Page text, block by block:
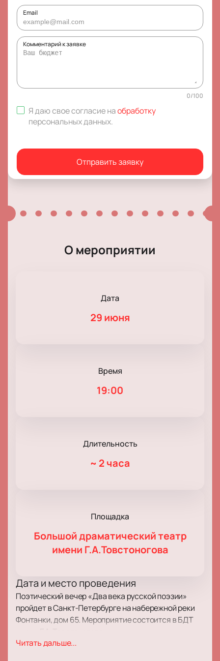
Email
Комментарий к заявке
0/100
Я даю свое согласие наобработку
персональных данных.
Отправить заявку
О мероприятии
Дата
29 июня
Время
19:00
Длительность
~ 2 часа
Площадка
Большой драматический театр
имени Г.А.Товстоногова
Дата и место проведения
Поэтический вечер «Два века русской поэзии»
пройдет в Санкт-Петербурге на набережной реки
Фонтанки, дом 65. Мероприятие состоится в БДТ
Читать дальше...